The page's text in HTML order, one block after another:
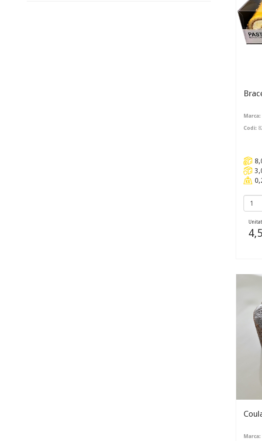
Marca:
Codi:
Marca: